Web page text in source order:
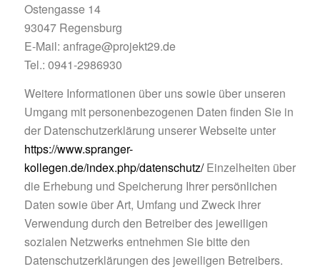
Ostengasse 14
93047 Regensburg
E-Mail: anfrage@projekt29.de
Tel.: 0941-2986930
Weitere Informationen über uns sowie über unseren
Umgang mit personenbezogenen Daten finden Sie in
der Datenschutzerklärung unserer Webseite unter
https://www.spranger-
kollegen.de/index.php/datenschutz/Einzelheiten über
die Erhebung und Speicherung Ihrer persönlichen
Daten sowie über Art, Umfang und Zweck ihrer
Verwendung durch den Betreiber des jeweiligen
sozialen Netzwerks entnehmen Sie bitte den
Datenschutzerklärungen des jeweiligen Betreibers.